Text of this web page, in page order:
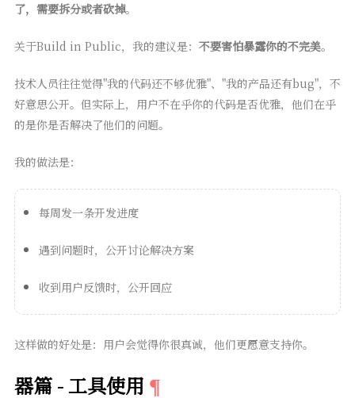
了，需要拆分或者砍掉。
关于Build in Public，我的建议是： 不要害怕暴露你的不完美。
技术人员往往觉得"我的代码还不够优雅"、"我的产品还有bug"，不
好意思公开。但实际上，用户不在乎你的代码是否优雅，他们在乎
的是你是否解决了他们的问题。
我的做法是：
每周发一条开发进度
遇到问题时，公开讨论解决方案
收到用户反馈时，公开回应
这样做的好处是：用户会觉得你很真诚，他们更愿意支持你。
器篇 - 工具使用